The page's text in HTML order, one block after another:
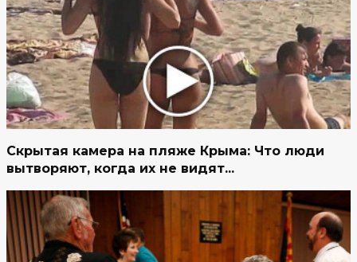
Скрытая камера на пляже Крыма: Что люди
вытворяют, когда их не видят...